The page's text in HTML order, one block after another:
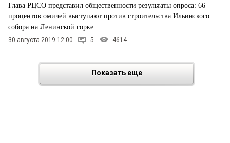
Глава РЦСО представил общественности результаты опроса: 66
процентов омичей выступают против строительства Ильинского
собора на Ленинской горке
30 августа 2019 12:00 5 4614
Показать еще